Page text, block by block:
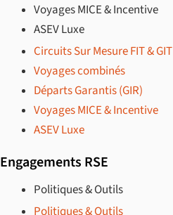
Voyages MICE & Incentive
ASEV Luxe
Circuits Sur Mesure FIT & GIT
Voyages combinés
Départs Garantis (GIR)
Voyages MICE & Incentive
ASEV Luxe
Engagements RSE
Politiques & Outils
Politiques & Outils